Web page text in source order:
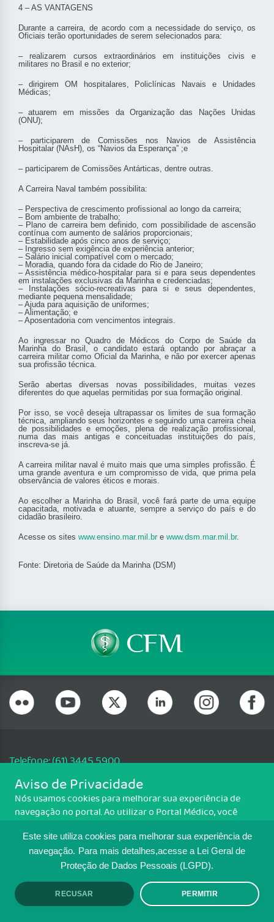
Este site utiliza cookies para melhorar sua experiência de
navegação. Para mais detalhes,acesse a Lei Geral de
Proteção de Dados Pessoais (LGPD).
RECUSAR PERMITIR
4 – AS VANTAGENS
Durante a carreira, de acordo com a necessidade do serviço, os
Oficiais terão oportunidades de serem selecionados para:
– realizarem cursos extraordinários em instituições civis e
militares no Brasil e no exterior;
– dirigirem OM hospitalares, Policlínicas Navais e Unidades
Médicas;
– atuarem em missões da Organização das Nações Unidas
(ONU);
– participarem de Comissões nos Navios de Assistência
Hospitalar (NAsH), os “Navios da Esperança” ;e
– participarem de Comissões Antárticas, dentre outras.
A Carreira Naval também possibilita:
– Perspectiva de crescimento profissional ao longo da carreira;
– Bom ambiente de trabalho;
– Plano de carreira bem definido, com possibilidade de ascensão
contínua com aumento de salários proporcionais;
– Estabilidade após cinco anos de serviço;
– Ingresso sem exigência de experiência anterior;
– Salário inicial compatível com o mercado;
– Moradia, quando fora da cidade do Rio de Janeiro;
– Assistência médico-hospitalar para si e para seus dependentes
em instalações exclusivas da Marinha e credenciadas;
– Instalações sócio-recreativas para si e seus dependentes,
mediante pequena mensalidade;
– Ajuda para aquisição de uniformes;
– Alimentação; e
– Aposentadoria com vencimentos integrais.
Ao ingressar no Quadro de Médicos do Corpo de Saúde da
Marinha do Brasil, o candidato estará optando por abraçar a
carreira militar como Oficial da Marinha, e não por exercer apenas
sua profissão técnica.
Serão abertas diversas novas possibilidades, muitas vezes
diferentes do que aquelas permitidas por sua formação original.
Por isso, se você deseja ultrapassar os limites de sua formação
técnica, ampliando seus horizontes e seguindo uma carreira cheia
de possibilidades e emoções, plena de realização profissional,
numa das mais antigas e conceituadas instituições do país,
inscreva-se já.
A carreira militar naval é muito mais que uma simples profissão. É
uma grande aventura e um compromisso de vida, que prima pela
observância de valores éticos e morais.
Ao escolher a Marinha do Brasil, você fará parte de uma equipe
capacitada, motivada e atuante, sempre a serviço do país e do
cidadão brasileiro.
Acesse os sites www.ensino.mar.mil.bre www.dsm.mar.mil.br.
Fonte: Diretoria de Saúde da Marinha (DSM)
Telefone: (61) 3445 5900
Email: cfm@portalmedico.org.br
SGAS 616, Conjunto D, Lote 115, L2 Sul, Brasília/DF - CEP: 70200-760 -
CNPJ: 33.583.550/0001-30
MAPA DO SITE
TRANSPARÊNCIA E PRESTAÇÃO DE
CONTAS
Aviso de Privacidade
Nós usamos cookies para melhorar sua experiência de
navegação no portal. Ao utilizar o Portal Médico, você
Para ter mais informações sobre como isso é feito, acesse
Política de cookies. Se você concorda, clique em ACEITO.
ACEITO